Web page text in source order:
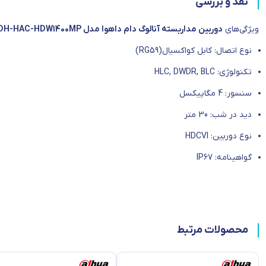
ویژگی‌های دوربین مداربسته آنالوگ دام داهوا مدل DH-HAC-HDW1400MP
نوع اتصال: کابل کواکسیال(RG59)
تکنولوژی: HLC, DWDR, BLC
سنسور: 4 مگاپیکسل
ديد در شب: 30 متر
نوع دوربین: HDCVI
گواهینامه: IP67
محصولات مرتبط